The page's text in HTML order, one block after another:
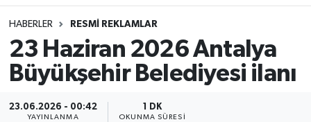
HABERLER RESMI REKLAMLAR
23 Haziran 2026 Antalya
Büyükşehir Belediyesi ilanı
23.06.2026 - 00:42
YAYINLANMA
1 DK
OKUNMA SÜRESI
Tüm Manşetler
Son Dakika Haberleri